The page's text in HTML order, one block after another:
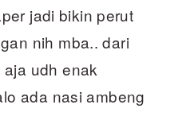
jadi bikin perut
nih mba.. dari
udh enak
ada nasi ambeng